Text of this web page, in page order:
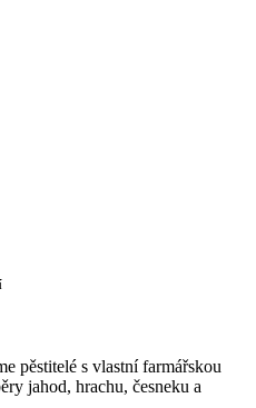
pěstitelé s vlastní farmářskou
jahod, hrachu, česneku a